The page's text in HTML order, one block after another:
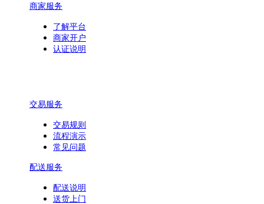
商家服务
了解平台
商家开户
认证说明
交易服务
交易规则
流程演示
常见问题
配送服务
配送说明
送货上门